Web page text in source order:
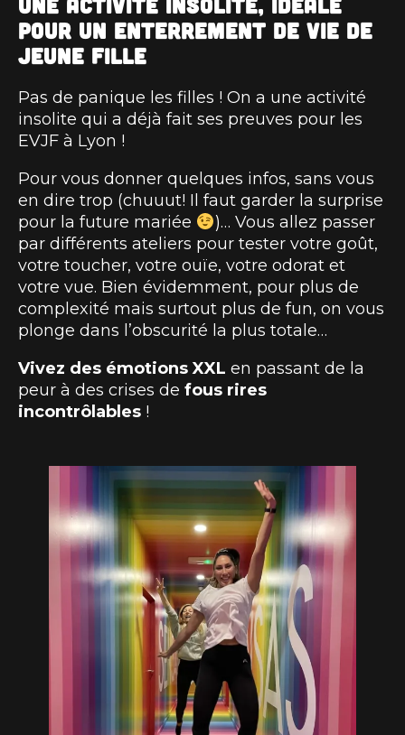
pour un enterrement de vie de
jeune fille
Pas de panique les filles ! On a une activité
insolite qui a déjà fait ses preuves pour les
EVJF à Lyon !
Pour vous donner quelques infos, sans vous
en dire trop (chuuut! Il faut garder la surprise
pour la future mariée
)… Vous allez passer
par différents ateliers pour tester votre goût,
votre toucher, votre ouïe, votre odorat et
votre vue. Bien évidemment, pour plus de
complexité mais surtout plus de fun, on vous
plonge dans l’obscurité la plus totale…
Vivez des émotions XXL en passant de la
peur à des crises de fous rires
incontrôlables !